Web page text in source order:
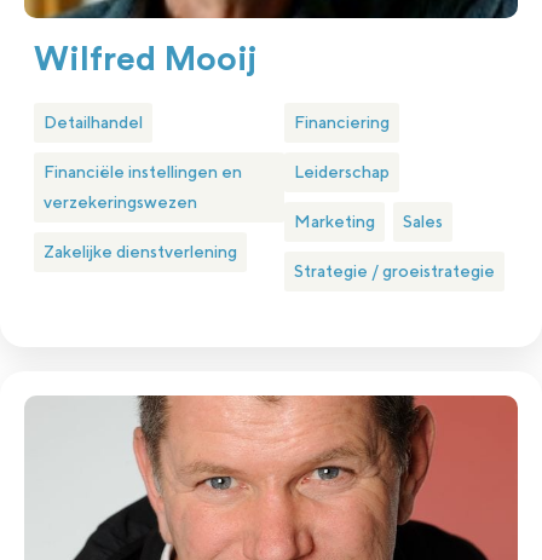
Wilfred Mooij
Detailhandel
Financiële instellingen en
verzekeringswezen
Zakelijke dienstverlening
Financiering
Leiderschap
Marketing Sales
Strategie / groeistrategie